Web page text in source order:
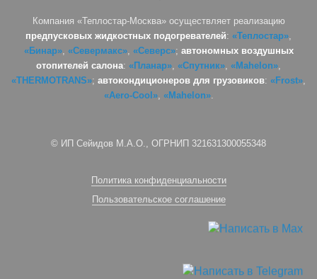
Компания «Теплостар-Москва» осуществляет реализацию
предпусковых жидкостных подогревателей: «Теплостар»,
«Бинар», «Севермакс», «Северс»; автономных воздушных
отопителей салона: «Планар», «Спутник», «Mahelon»,
«THERMOTRANS»; автокондиционеров для грузовиков: «Frost»,
«Aero-Cool», «Mahelon».
© ИП Сейидов М.А.О., ОГРНИП 321631300055348
Политика конфиденциальности
Пользовательское соглашение